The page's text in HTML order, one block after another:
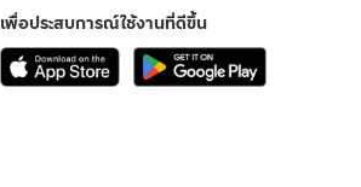
เพื่อประสบการณ์ใช้งานที่ดีขึ้น